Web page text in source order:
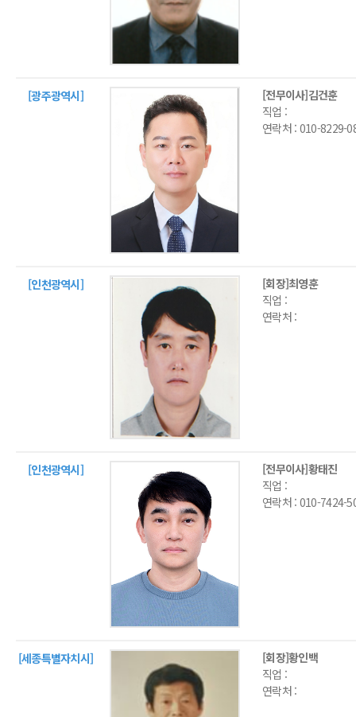
[광주광역시]
[전무이사]김건훈
직업 :
연락처 : 010-8229-
[인천광역시]
[회장]최영훈
직업 :
연락처 :
[인천광역시]
[전무이사]황태진
직업 :
연락처 : 010-7424-
[세종특별자치시]
[회장]황인백
직업 :
연락처 :